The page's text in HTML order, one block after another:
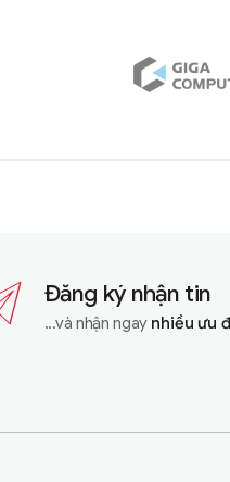
Đăng ký nhận tin
...và nhận ngay nhiều ưu